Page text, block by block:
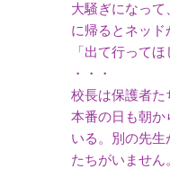
大騒ぎになっ
に帰るとネッド
「出て行って
・・・
校長は保護者
本番の日も朝か
いる。別の先
たちがいません。